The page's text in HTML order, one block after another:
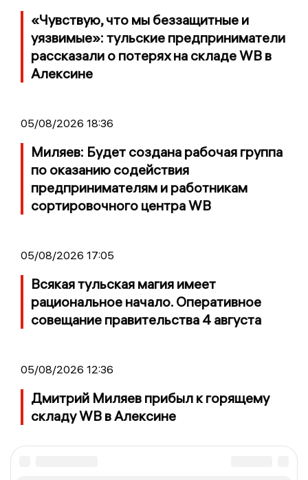
«Чувствую, что мы беззащитные и
уязвимые»: тульские предприниматели
рассказали о потерях на складе WB в
Алексине
05/08/2026 18:36
Миляев: Будет создана рабочая группа
по оказанию содействия
предпринимателям и работникам
сортировочного центра WB
05/08/2026 17:05
Всякая тульская магия имеет
рациональное начало. Оперативное
совещание правительства 4 августа
05/08/2026 12:36
Дмитрий Миляев прибыл к горящему
складу WB в Алексине